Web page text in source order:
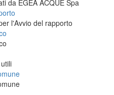
da EGEA ACQUE Spa
l'Avvio del rapporto